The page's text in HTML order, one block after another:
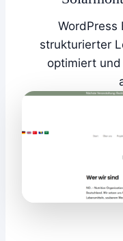
WordPress
strukturierter
optimiert